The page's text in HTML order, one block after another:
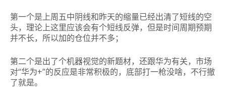
第一个是上周五中阴线和昨天的缩量已经出清了短线的空
头，理论上这里应该会有个短线反弹，但是时间周期预期
并不长，所以加的仓位并不多；
第二个是出了个机器视觉的新题材，还跟华为有关，市场
对“华为+”的反应是非常积极的，底部打一枪没啥，不行撤
了就是。